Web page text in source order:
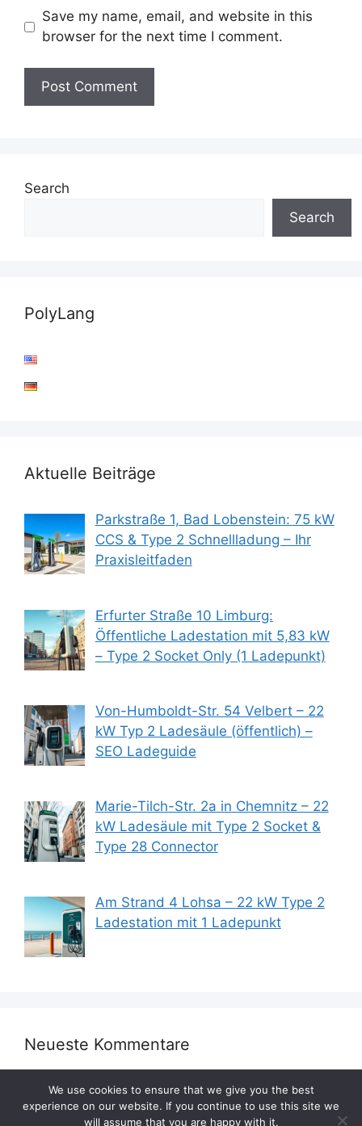
Save my name, email, and website in this
browser for the next time I comment.
Search
Search
PolyLang
Aktuelle Beiträge
Parkstraße 1, Bad Lobenstein: 75 kW
CCS & Type 2 Schnellladung – Ihr
Praxisleitfaden
Erfurter Straße 10 Limburg:
Öffentliche Ladestation mit 5,83 kW
– Type 2 Socket Only (1 Ladepunkt)
Von-Humboldt-Str. 54 Velbert – 22
kW Typ 2 Ladesäule (öffentlich) –
SEO Ladeguide
Marie-Tilch-Str. 2a in Chemnitz – 22
kW Ladesäule mit Type 2 Socket &
Type 28 Connector
Am Strand 4 Lohsa – 22 kW Type 2
Ladestation mit 1 Ladepunkt
Neueste Kommentare
We use cookies to ensure that we give you the best
experience on our website. If you continue to use this site we
will assume that you are happy with it.